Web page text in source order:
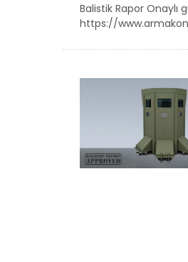
Balistik Rapor Onaylı
https://